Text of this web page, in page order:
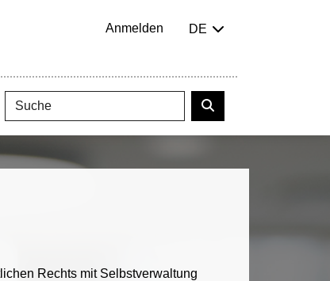
Anmelden DE
Rechts mit Selbstverwaltung